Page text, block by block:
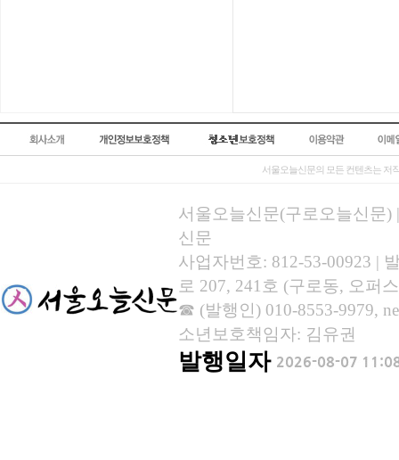
서울오늘신문의 모든 컨텐츠는 저
서울오늘신문(구로오늘신문)
신문
사업자번호: 812-53-00923 |
로 207, 241호 (구로동, 오퍼
☎ (발행인) 010-8553-9979,
소년보호책임자: 김유권
발행일자